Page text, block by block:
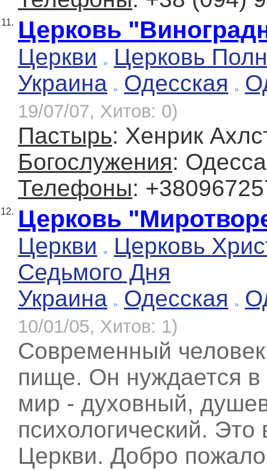
11. Церковь
Церкви
Церковь
Украина
Одесская
19/07/07, Хитов: 0)
Пастырь: Хенрик
Богослужения:
Телефоны:
12. Церковь
Церкви
Церковь
Седьмого Дня
Украина
Одесская
10/01/05, Хитов: 1)
Современный
пище. Он нуждается
мир - духовный,
психологический.
Церкви. Добро